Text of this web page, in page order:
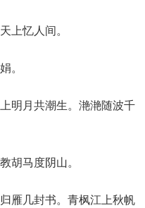
上忆人间。
。
明月共潮生。滟滟随波千
胡马度阴山。
雁几封书。青枫江上秋帆